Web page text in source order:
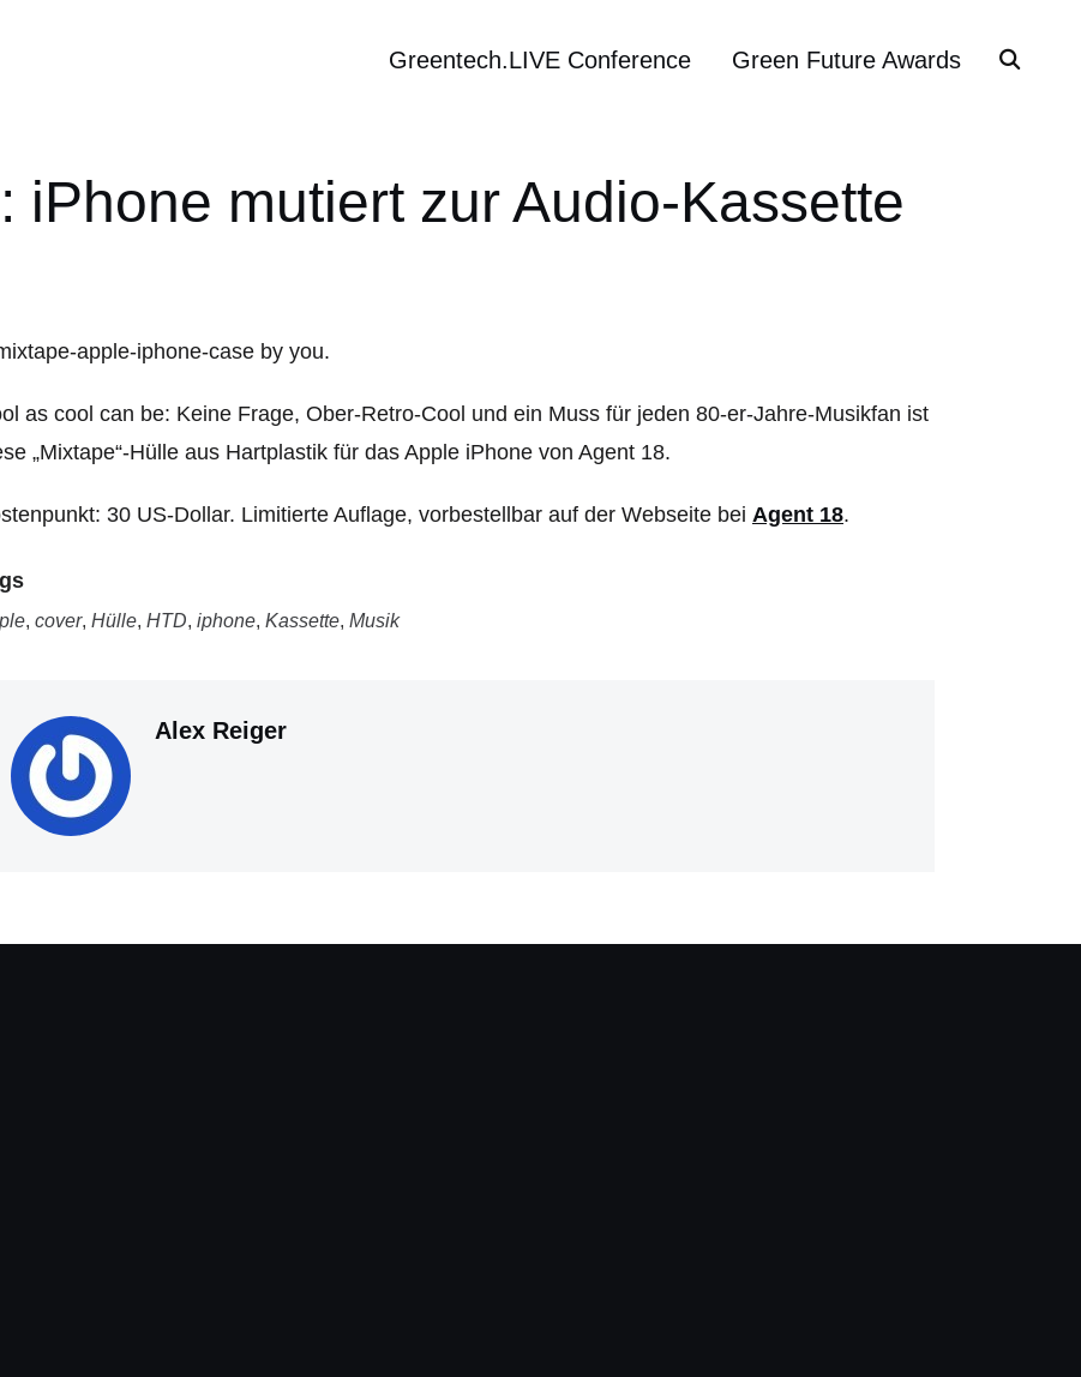
Greentech.LIVE Conference Green Future Awards
iPhone mutiert zur Audio-Kassette
as cool can be: Keine Frage, Ober-Retro-Cool und ein Muss für jeden 80-er-Jahre-Musikfan ist
„Mixtape“-Hülle aus Hartplastik für das Apple iPhone von Agent 18.
30 US-Dollar. Limitierte Auflage, vorbestellbar auf der Webseite bei Agent 18.
, cover, Hülle, HTD, iphone, Kassette, Musik
Alex Reiger